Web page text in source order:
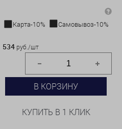
Карта-10%
Самовывоз-10%
534 руб./шт
В КОРЗИНУ
КУПИТЬ В 1 КЛИК